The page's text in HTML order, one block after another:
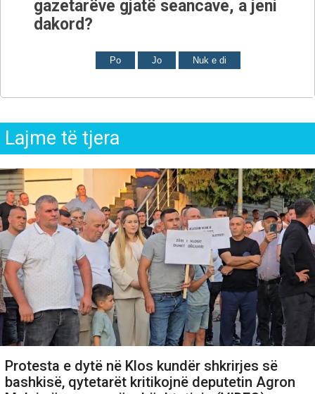
gazetarëve gjatë seancave, a jeni
dakord?
Po Jo Nuk e di
Lajme të tjera
Protesta e dytë në Klos kundër shkrirjes së
bashkisë, qytetarët kritikojnë deputetin Agron